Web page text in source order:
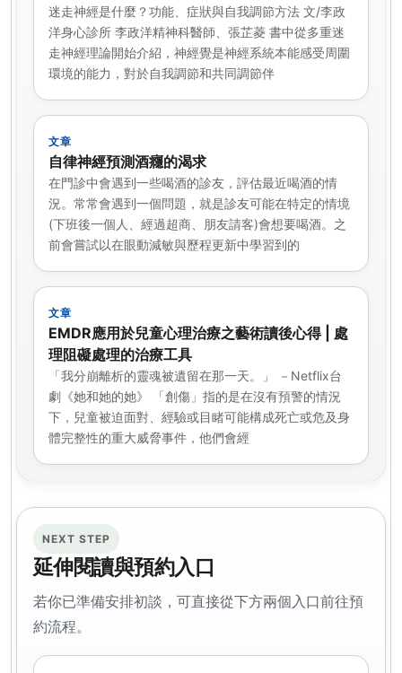
迷走神經是什麼？功能、症狀與自我調節方法 文/李政
洋身心診所 李政洋精神科醫師、張芷菱 書中從多重迷
走神經理論開始介紹，神經覺是神經系統本能感受周圍
環境的能力，對於自我調節和共同調節伴
文章
自律神經預測酒癮的渴求
在門診中會遇到一些喝酒的診友，評估最近喝酒的情
況。常常會遇到一個問題，就是診友可能在特定的情境
(下班後一個人、經過超商、朋友請客)會想要喝酒。之
前會嘗試以在眼動減敏與歷程更新中學習到的
文章
EMDR應用於兒童心理治療之藝術讀後心得 | 處
理阻礙處理的治療工具
「我分崩離析的靈魂被遺留在那一天。」 －Netflix台
劇《她和她的她》 「創傷」指的是在沒有預警的情況
下，兒童被迫面對、經驗或目睹可能構成死亡或危及身
體完整性的重大威脅事件，他們會經
NEXT STEP
延伸閱讀與預約入口
若你已準備安排初談，可直接從下方兩個入口前往預
約流程。